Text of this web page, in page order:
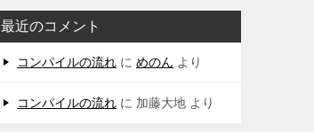
最近のコメント
コンパイルの流れ に めのん より
コンパイルの流れ に 加藤大地 より